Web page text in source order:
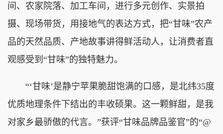
间、农家院落、加工车间，进行多元创作、实景拍
摄、现场带货，用接地气的表达方式，把“甘味”农产
品的天然品质、产地故事讲得鲜活动人，让消费者直
观感受到“甘味”的独特魅力。
“‘甘味’是静宁苹果脆甜饱满的口感，是北纬35度
优质地理条件下结出的丰收硕果。这一颗鲜甜，是我
对家乡最骄傲的代言。”获评“甘味品牌品鉴官”的“@